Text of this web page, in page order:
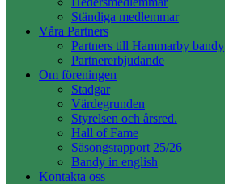
Ständiga medlemmar
Våra Partners
Partners till Hammarby bandy
Partnererbjudande
Om föreningen
Stadgar
Värdegrunden
Styrelsen och årsred.
Hall of Fame
Säsongsrapport 25/26
Bandy in english
Kontakta oss